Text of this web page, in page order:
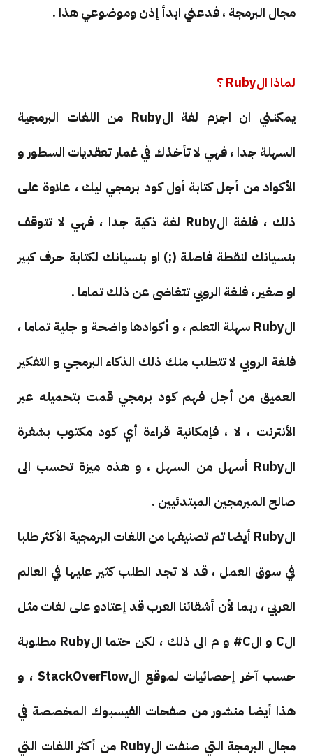
مجال البرمجة ، فدعني ابدأ إذن وموضوعي هذا .
لماذا الRuby ؟
يمكنني ان اجزم لغة الRuby من اللغات البرمجية
السهلة جدا ، فهي لا تأخذك في غمار تعقديات السطور و
الأكواد من أجل كتابة أول كود برمجي ليك ، علاوة على
ذلك ، فلغة الRuby لغة ذكية جدا ، فهي لا تتوقف
بنسيانك لنقطة فاصلة (;) او بنسيانك لكتابة حرف كبير
او صغير ، فلغة الروبي تتغاضى عن ذلك تماما .
الRuby سهلة التعلم ، و أكوادها واضحة و جلية تماما ،
فلغة الروبي لا تتطلب منك ذلك الذكاء البرمجي و التفكير
العميق من أجل فهم كود برمجي قمت بتحميله عبر
الأنترنت ، لا ، فإمكانية قراءة أي كود مكتوب بشفرة
الRuby أسهل من السهل ، و هذه ميزة تحسب الى
صالح المبرمجين المبتدئيين .
الRuby أيضا تم تصنيفها من اللغات البرمجية الأكثر طلبا
في سوق العمل ، قد لا تجد الطلب كثير عليها في العالم
العربي ، ربما لأن أشقائنا العرب قد إعتادو على لغات مثل
الC و الC# و م الى ذلك ، لكن حتما الRuby مطلوبة
حسب آخر إحصائيات لموقع الStackOverFlow ، و
هذا أيضا منشور من صفحات الفيسبوك المخصصة في
مجال البرمجة التي صنفت الRuby من أكثر اللغات التي